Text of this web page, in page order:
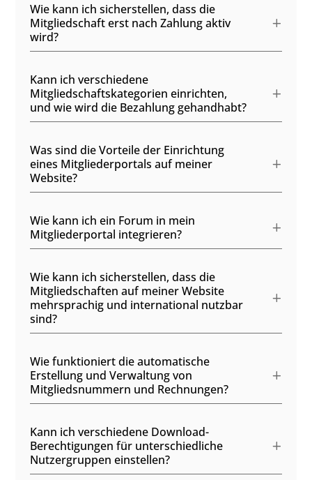
Wie kann ich sicherstellen, dass die
Mitgliedschaft erst nach Zahlung aktiv
wird?
Kann ich verschiedene
Mitgliedschaftskategorien einrichten,
und wie wird die Bezahlung gehandhabt?
Was sind die Vorteile der Einrichtung
eines Mitgliederportals auf meiner
Website?
Wie kann ich ein Forum in mein
Mitgliederportal integrieren?
Wie kann ich sicherstellen, dass die
Mitgliedschaften auf meiner Website
mehrsprachig und international nutzbar
sind?
Wie funktioniert die automatische
Erstellung und Verwaltung von
Mitgliedsnummern und Rechnungen?
Kann ich verschiedene Download-
Berechtigungen für unterschiedliche
Nutzergruppen einstellen?